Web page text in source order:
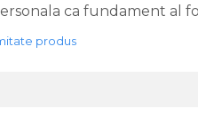
ca fundament al
produs